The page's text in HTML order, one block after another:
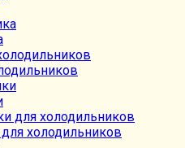
холодильников